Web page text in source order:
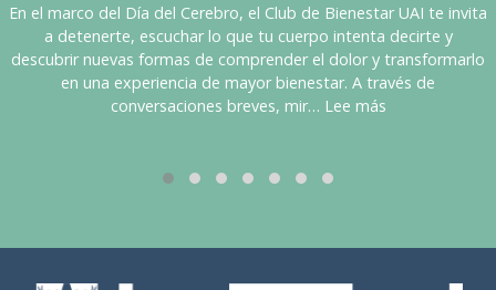
En el marco del Día del Cerebro, el Club de Bienestar UAI te invita
a detenerte, escuchar lo que tu cuerpo intenta decirte y
descubrir nuevas formas de comprender el dolor y transformarlo
en una experiencia de mayor bienestar. A través de
conversaciones breves, mir… Lee más